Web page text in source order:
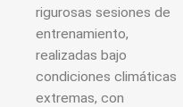
rigurosas sesiones de
entrenamiento,
realizadas bajo
condiciones climáticas
extremas, con